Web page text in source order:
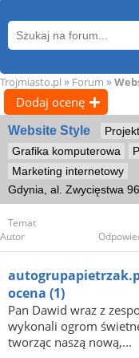
Trojmiasto.pl » Forum »
Dodaj ocenę
Website Style
Grafika komputerowa
Marketing internetowy
Gdynia, al. Zwycięstwa
Temat
Autor
ocena (1)
Pan Dawid wraz z
wykonali ogrom
tworząc naszą nową,...